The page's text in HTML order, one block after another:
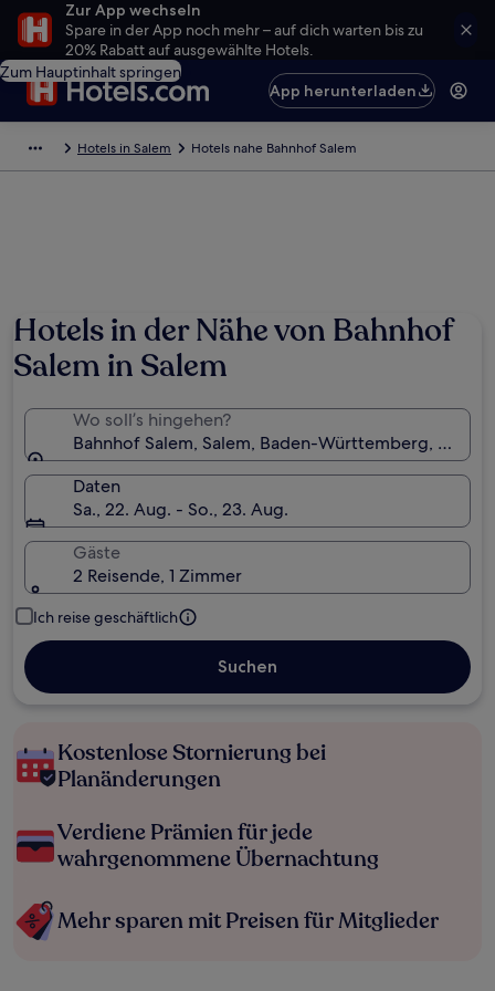
Zur App wechseln
Spare in der App noch mehr – auf dich warten bis zu
20% Rabatt auf ausgewählte Hotels.
Zum Hauptinhalt springen
App herunterladen
Hotels in Salem Hotels nahe Bahnhof Salem
Hotels in der Nähe von Bahnhof
Salem in Salem
Wo soll’s hingehen?
Bahnhof Salem, Salem, Baden-Württemberg,
Daten
Sa., 22. Aug. - So., 23. Aug.
Gäste
2 Reisende, 1 Zimmer
Ich reise geschäftlich
Suchen
Kostenlose Stornierung bei
Planänderungen
Verdiene Prämien für jede
wahrgenommene Übernachtung
Mehr sparen mit Preisen für Mitglieder